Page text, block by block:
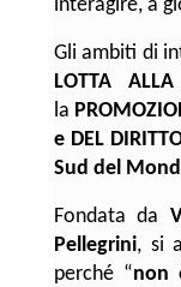
interagire, a
Gli ambiti di
LOTTA
la
e DEL
Sud del
Fondata da
Pellegrini, si
perché “non